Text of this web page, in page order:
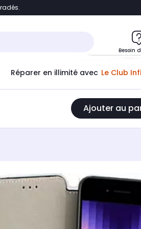
Accéder directement au chatbot
Besoin
Nouveau
ou me
Réparer en illimité avec Le Club
Ajouter au